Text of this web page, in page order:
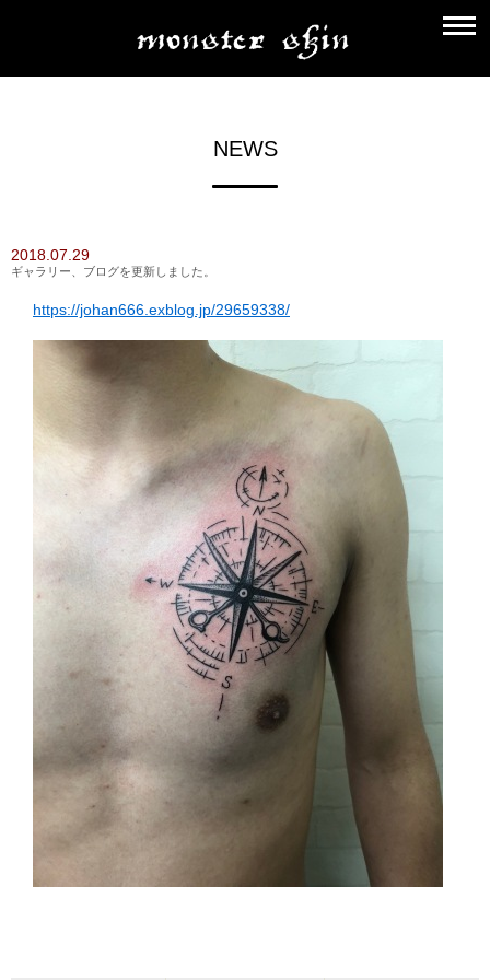
NEWS
2018.07.29
ギャラリー、ブログを更新しました。
https://johan666.exblog.jp/29659338/